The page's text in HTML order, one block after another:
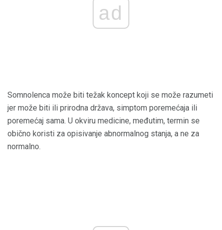
ad
Somnolenca može biti težak koncept koji se može razumeti
jer može biti ili prirodna država, simptom poremećaja ili
poremećaj sama. U okviru medicine, međutim, termin se
obično koristi za opisivanje abnormalnog stanja, a ne za
normalno.